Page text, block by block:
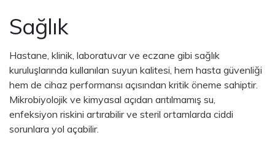
Sağlık
Hastane, klinik, laboratuvar ve eczane gibi sağlık
kuruluşlarında kullanılan suyun kalitesi, hem hasta güvenliği
hem de cihaz performansı açısından kritik öneme sahiptir.
Mikrobiyolojik ve kimyasal açıdan arıtılmamış su,
enfeksiyon riskini artırabilir ve steril ortamlarda ciddi
sorunlara yol açabilir.